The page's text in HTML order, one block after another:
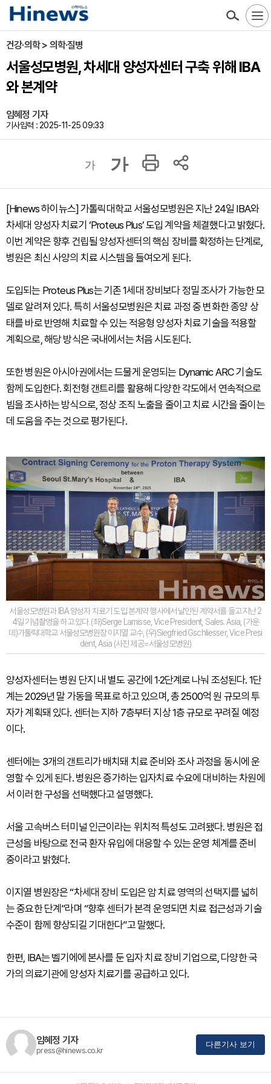
건강·의학 > 의학·질병
서울성모병원, 차세대 양성자센터 구축 위해 IBA
와 본계약
임혜정 기자
기사입력 : 2025-11-25 09:33
가 가
[Hinews 하이뉴스] 가톨릭대학교 서울성모병원은 지난 24일 IBA와
차세대 양성자 치료기 ‘Proteus Plus’ 도입 계약을 체결했다고 밝혔다.
이번 계약은 향후 건립될 양성자센터의 핵심 장비를 확정하는 단계로,
병원은 최신 사양의 치료 시스템을 들여오게 된다.
도입되는 Proteus Plus는 기존 1세대 장비보다 정밀 조사가 가능한 모
델로 알려져 있다. 특히 서울성모병원은 치료 과정 중 변화한 종양 상
태를 바로 반영해 치료할 수 있는 적응형 양성자 치료 기술을 적용할
계획으로, 해당 방식은 국내에서는 처음 시도된다.
또한 병원은 아시아권에서는 드물게 운영되는 Dynamic ARC 기술도
함께 도입한다. 회전형 갠트리를 활용해 다양한 각도에서 연속적으로
빔을 조사하는 방식으로, 정상 조직 노출을 줄이고 치료 시간을 줄이는
데 도움을 주는 것으로 평가된다.
서울성모병원과 IBA 양성자 치료기 도입 본계약 행사에서 날인된 계약서를 들고 지난 2
4일 기념촬영을 하고 있다. (좌)Serge Lamisse, Vice President, Sales. Asia, (가운
데)가톨릭대학교 서울성모병원장 이지열 교수, (우)Siegfried Gschliesser, Vice Presi
dent, Asia (사진 제공=서울성모병원)
양성자센터는 병원 단지 내 별도 공간에 1·2단계로 나눠 조성된다. 1단
계는 2029년 말 가동을 목표로 하고 있으며, 총 2500억 원 규모의 투
자가 계획돼 있다. 센터는 지하 7층부터 지상 1층 규모로 꾸려질 예정
이다.
센터에는 3개의 갠트리가 배치돼 치료 준비와 조사 과정을 동시에 운
영할 수 있게 된다. 병원은 증가하는 입자치료 수요에 대비하는 차원에
서 이러한 구성을 선택했다고 설명했다.
서울 고속버스 터미널 인근이라는 위치적 특성도 고려됐다. 병원은 접
근성을 바탕으로 전국 환자 유입에 대응할 수 있는 운영 체계를 준비
중이라고 밝혔다.
이지열 병원장은 “차세대 장비 도입은 암 치료 영역의 선택지를 넓히
는 중요한 단계”라며 “향후 센터가 본격 운영되면 치료 접근성과 기술
수준이 함께 향상되길 기대한다”고 말했다.
한편, IBA는 벨기에에 본사를 둔 입자 치료 장비 기업으로, 다양한 국
가의 의료기관에 양성자 치료기를 공급하고 있다.
임혜정 기자
press@hinews.co.kr
다른기사 보기